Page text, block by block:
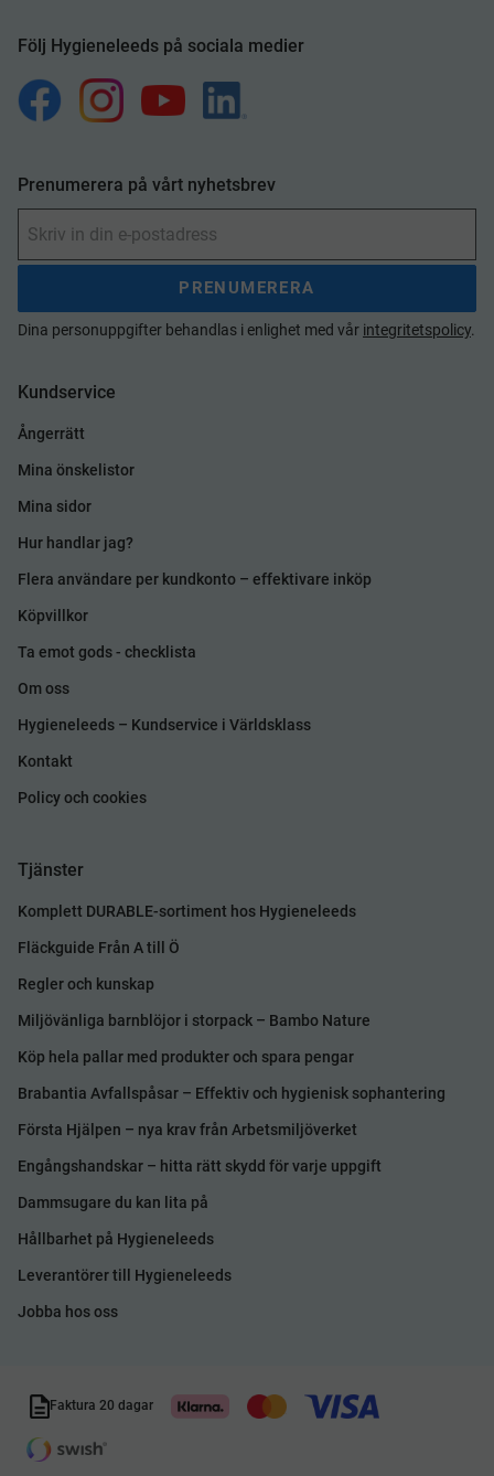
Följ Hygieneleeds på sociala medier
Prenumerera på vårt nyhetsbrev
PRENUMERERA
Dina personuppgifter behandlas i enlighet med vår integritetspolicy.
Kundservice
Ångerrätt
Mina önskelistor
Mina sidor
Hur handlar jag?
Flera användare per kundkonto – effektivare inköp
Köpvillkor
Ta emot gods - checklista
Om oss
Hygieneleeds – Kundservice i Världsklass
Kontakt
Policy och cookies
Tjänster
Komplett DURABLE-sortiment hos Hygieneleeds
Fläckguide Från A till Ö
Regler och kunskap
Miljövänliga barnblöjor i storpack – Bambo Nature
Köp hela pallar med produkter och spara pengar
Brabantia Avfallspåsar – Effektiv och hygienisk sophantering
Första Hjälpen – nya krav från Arbetsmiljöverket
Engångshandskar – hitta rätt skydd för varje uppgift
Dammsugare du kan lita på
Hållbarhet på Hygieneleeds
Leverantörer till Hygieneleeds
Jobba hos oss
Faktura 20 dagar